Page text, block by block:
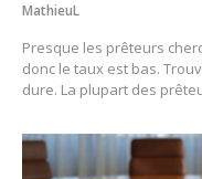
MathieuL
Presque les prêteurs
donc le taux est bas.
dure. La plupart des